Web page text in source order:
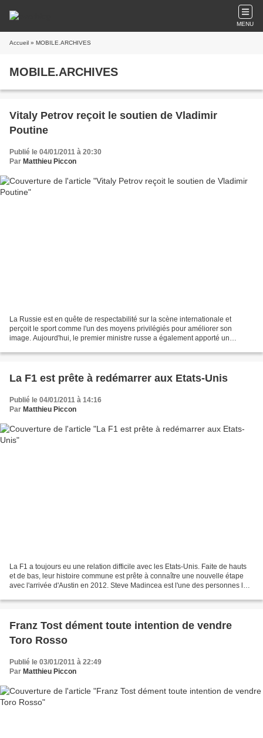
MENU
Accueil » MOBILE.ARCHIVES
MOBILE.ARCHIVES
Vitaly Petrov reçoit le soutien de Vladimir
Poutine
Publié le 04/01/2011 à 20:30
Par Matthieu Piccon
La Russie est en quête de respectabilité sur la scène internationale et
perçoit le sport comme l'un des moyens privilégiés pour améliorer son
image. Aujourd'hui, le premier ministre russe a également apporté un
La F1 est prête à redémarrer aux Etats-Unis
Publié le 04/01/2011 à 14:16
Par Matthieu Piccon
La F1 a toujours eu une relation difficile avec les Etats-Unis. Faite de hauts
et de bas, leur histoire commune est prête à connaître une nouvelle étape
avec l'arrivée d'Austin en 2012. Steve Madincea est l'une des personnes les
Franz Tost dément toute intention de vendre
Toro Rosso
Publié le 03/01/2011 à 22:49
Par Matthieu Piccon